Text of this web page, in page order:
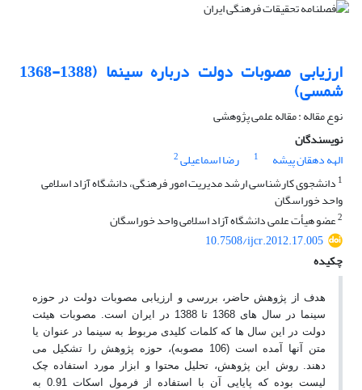
ارزیابی مصوبات دولت درباره سینما (1388-1368
شمسی)
نوع مقاله : مقاله علمی پژوهشی
نویسندگان
الهه دهقان پیشه
1 رضا اسماعیلی2
1 دانشجوی کارشناسی ارشد مدیریت امور فرهنگی، دانشگاه آزاد اسلامی
واحد خوراسگان
2عضو هیأت علمی دانشگاه آزاد اسلامی واحد خوراسگان
10.7508/ijcr.2012.17.005
چکیده
هدف از پژوهش حاضر، بررسی و ارزیابی مصوبات دولت در حوزه
سینما در سال های 1368 تا 1388 در ایران است. مصوبات هیئت
دولت در این سال ها که کلمات کلیدی مربوط به سینما در عنوان یا
متن آنها آمده است (106 مصوبه)، حوزه پژوهش را تشکیل می
دهند. روش این پژوهش، تحلیل محتوا و ابزار مورد استفاده چک
لیست بوده که پایایی آن با استفاده از فرمول اسکات 0.91 به